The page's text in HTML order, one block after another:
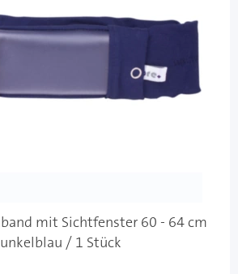
mit Sichtfenster 60 - 64 cm
/ 1 Stück